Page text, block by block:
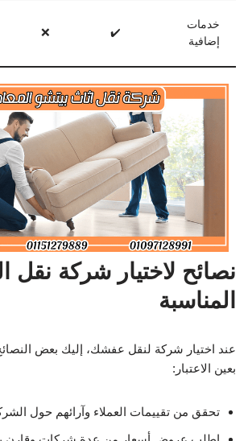
خدمات
إضافية
✔️
❌
نصائح لاختيار شركة نقل
المناسبة
عند اختيار شركة لنقل عفشك، إليك بعض
بعين الاعتبار:
تحقق من تقييمات العملاء وآرائهم حول